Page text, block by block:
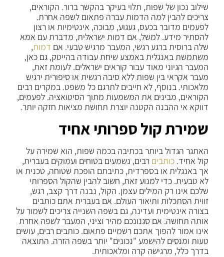
שילוב נכון של שפות, תלוי בעיקר בהקשר ברור. הקוראים,
צריכים להבין למה הדמות עברה פתאום לשפה אחרת.
לפעמים מדובר בכעס, געגוע, מבוכה, אינטימיות או רצון
להסתיר מידע. למשל, אם דמות ישראלית, מדברת עם אמא
שלה ברוסית ברגע רגשי, המעבר מרגיש טבעי. אם דמות,
משתמשת באנגלית באמצע שיחת עבודה בהייטק, גם כאן,
המעבר הגיוני מאוד עבור קוראים ישראלים. לעומת זאת,
מעבר אקראי בין שפות ללא סיבה רגשית או סיפורית ירגיש
מלאכותי. בנוסף, לא חייבים לתרגם כל משפט. במקרים רבים
הקוראים, מבינים את המשמעות מתוך הסיטואציה. לפעמים,
דווקא אי ההבנה הקטנה יוצרת תחושת מציאות חזקה יותר.
שמירת קול ספרותי אחיד
האתגר הגדול ביותר בכתיבה בכמה שפות, הוא שמירה על
קול אחיד.כותבים רבים, נשמעים בטוחים ועמוקים בעברית,
אך באנגלית או בספרדית, כתיבתם הופכת שטוחה, טכנית או
לא טבעית. כדי למנוע זאת, חשוב להבין שהקול הספרותי
שלכם אינו רק המילים עצמן. הקול, נבנה דרך קצב, רגש,
זווית הסתכלות ותיאור העולם. אם בעברית אתם כותבים
בצורה אינטימית ועדינה, גם בשפה השנייה צריכים לשמור על
אותה תחושה. אם סגנונכם מהיר וציני, המעבר לשפה אחרת
אינו אמור להפוך אתכם רשמיים פתאום. כותבים רבים, עושים
טעות ומנסים להישמע "נכונים" יותר בשפה הזרה. התוצאה
בדרך כלל, מרגישה קרה ומלאכותית.